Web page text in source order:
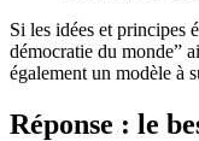
Si les idées et principes
démocratie du monde”
également un modèle à
Réponse : le